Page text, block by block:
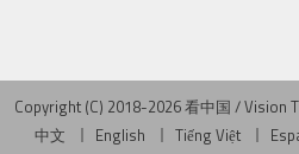
Copyright (C) 2018-2026 看中国 / Vision
中文
English Tiếng Việt